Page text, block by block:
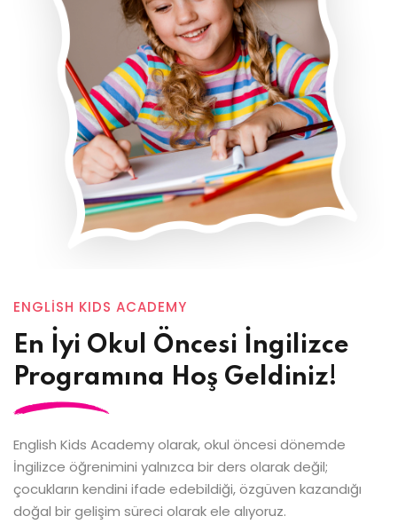
ENGLISH KIDS ACADEMY
En İyi Okul Öncesi İngilizce
Programına Hoş Geldiniz!
English Kids Academy olarak, okul öncesi dönemde
İngilizce öğrenimini yalnızca bir ders olarak değil;
çocukların kendini ifade edebildiği, özgüven kazandığı
doğal bir gelişim süreci olarak ele alıyoruz.